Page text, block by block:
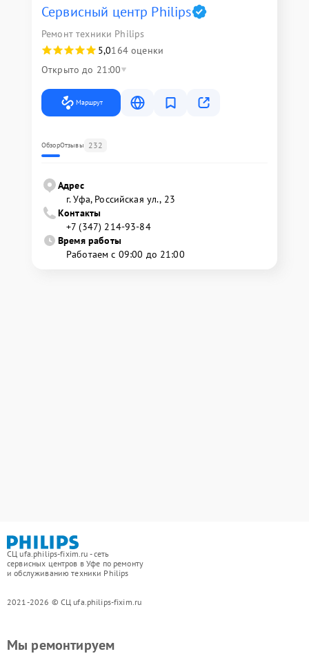
Сервисный центр Philips
Ремонт техники Philips
5,0164 оценки
Открыто до 21:00
Маршрут
ОбзорОтзывы 232
Адрес
г. Уфа, Российская ул., 23
Контакты
+7 (347) 214-93-84
Время работы
Работаем с 09:00 до 21:00
СЦ ufa.philips-fixim.ru - сеть
сервисных центров в Уфе по ремонту
и обслуживанию техники Philips
2021-2026 © СЦ ufa.philips-fixim.ru
Мы ремонтируем